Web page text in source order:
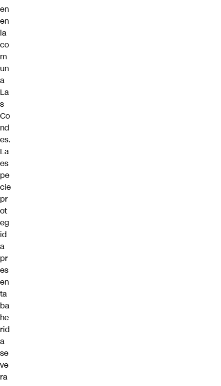
en
en
la
co
m
un
a
La
s
Co
nd
es.
La
es
pe
cie
pr
ot
eg
id
a
pr
es
en
ta
ba
he
rid
a
se
ve
ra